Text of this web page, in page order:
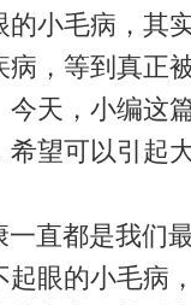
的小毛病，其
病，等到真正
今天，小编这
希望可以引起
一直都是我们
起眼的小毛病